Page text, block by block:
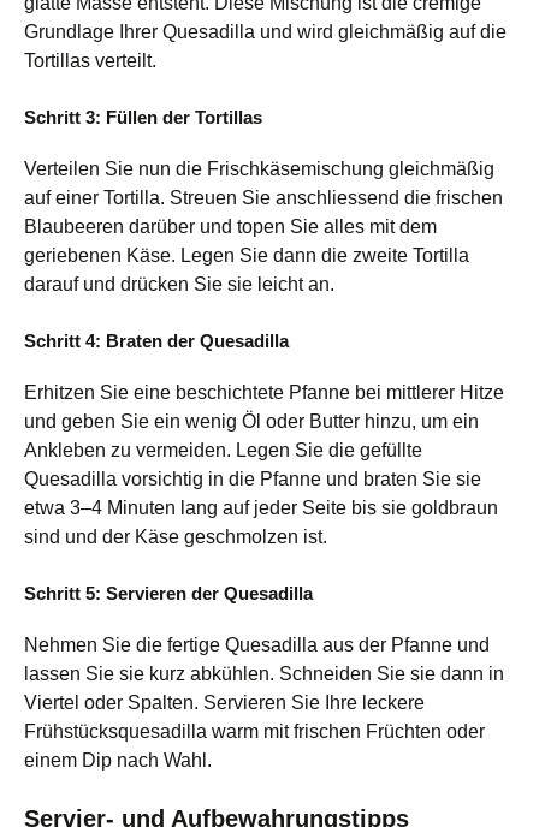
Grundlage Ihrer Quesadilla und wird gleichmäßig auf die
Tortillas verteilt.
Schritt 3: Füllen der Tortillas
Verteilen Sie nun die Frischkäsemischung gleichmäßig
auf einer Tortilla. Streuen Sie anschliessend die frischen
Blaubeeren darüber und topen Sie alles mit dem
geriebenen Käse. Legen Sie dann die zweite Tortilla
darauf und drücken Sie sie leicht an.
Schritt 4: Braten der Quesadilla
Erhitzen Sie eine beschichtete Pfanne bei mittlerer Hitze
und geben Sie ein wenig Öl oder Butter hinzu, um ein
Ankleben zu vermeiden. Legen Sie die gefüllte
Quesadilla vorsichtig in die Pfanne und braten Sie sie
etwa 3–4 Minuten lang auf jeder Seite bis sie goldbraun
sind und der Käse geschmolzen ist.
Schritt 5: Servieren der Quesadilla
Nehmen Sie die fertige Quesadilla aus der Pfanne und
lassen Sie sie kurz abkühlen. Schneiden Sie sie dann in
Viertel oder Spalten. Servieren Sie Ihre leckere
Frühstücksquesadilla warm mit frischen Früchten oder
einem Dip nach Wahl.
Servier- und Aufbewahrungstipps